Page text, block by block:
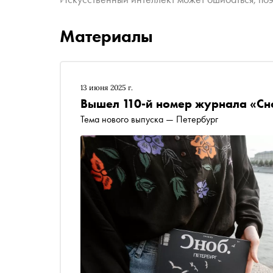
Материалы
13 июня 2025 г.
Вышел 110-й номер журнала
Тема нового выпуска — Петербург